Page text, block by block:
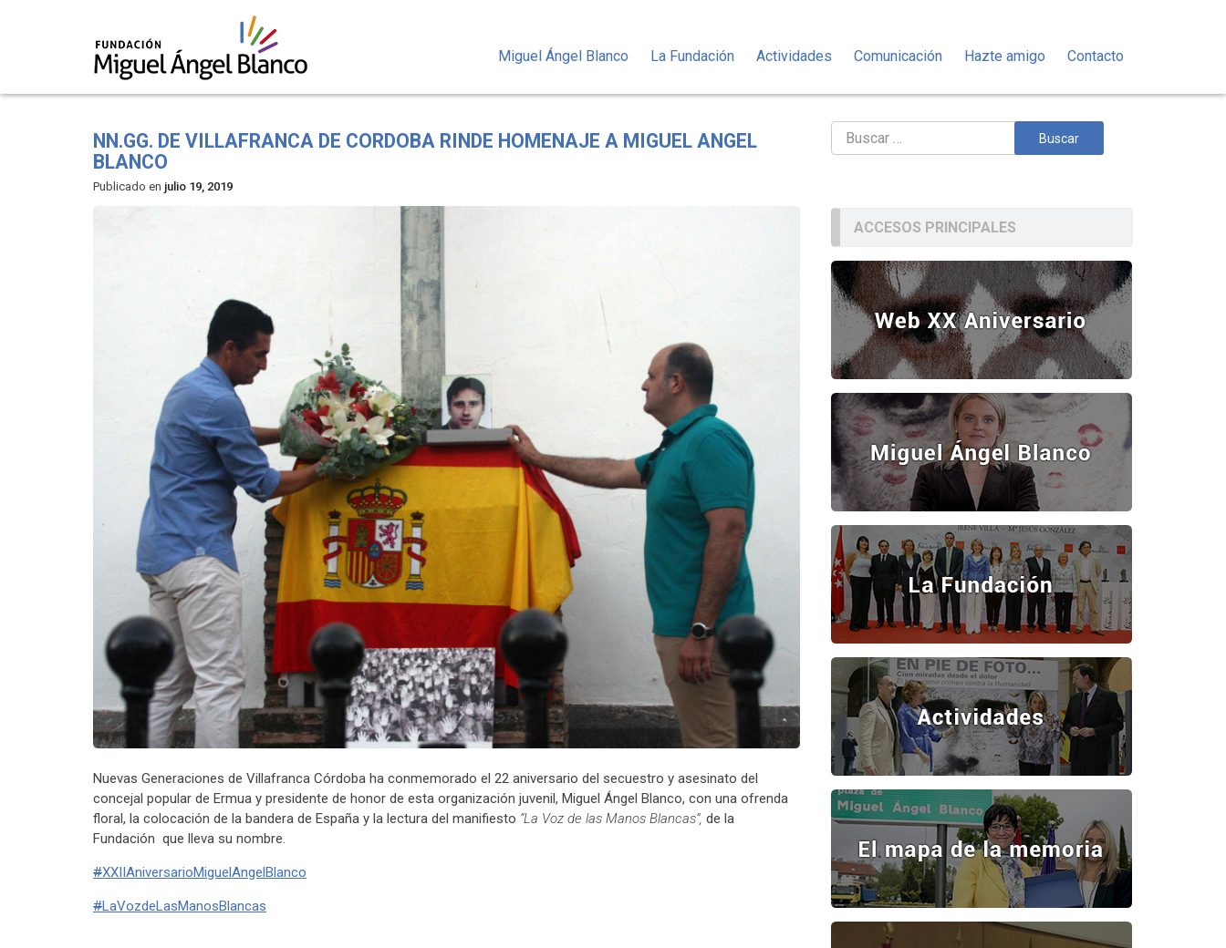
Miguel Ángel Blanco La Fundación Actividades Comunicación Hazte amigo Contacto
NN.GG. DE VILLAFRANCA DE CORDOBA RINDE HOMENAJE A MIGUEL ANGEL
BLANCO
Publicado en julio 19, 2019
Nuevas Generaciones de Villafranca Córdoba ha conmemorado el 22 aniversario del secuestro y asesinato del
concejal popular de Ermua y presidente de honor de esta organización juvenil, Miguel Ángel Blanco, con una ofrenda
floral, la colocación de la bandera de España y la lectura del manifiesto “La Voz de las Manos Blancas”, de la
Fundación que lleva su nombre.
#XXIIAniversarioMiguelAngelBlanco
#LaVozdeLasManosBlancas
Buscar:
ACCESOS PRINCIPALES